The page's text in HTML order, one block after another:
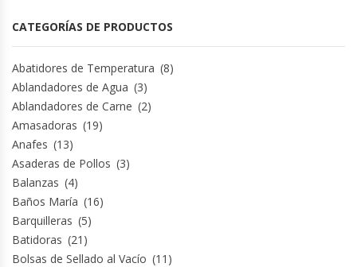
Vitrinas Carniceras
Vitrinas Pasteleras
Vitrinas Refrigeradas
CATEGORÍAS DE PRODUCTOS
Abatidores de Temperatura (8)
Ablandadores de Agua (3)
Ablandadores de Carne (2)
Amasadoras (19)
Anafes (13)
Asaderas de Pollos (3)
Balanzas (4)
Baños María (16)
Barquilleras (5)
Batidoras (21)
Bolsas de Sellado al Vacío (11)